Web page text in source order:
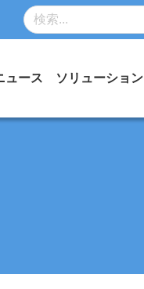
ュース ソリューション